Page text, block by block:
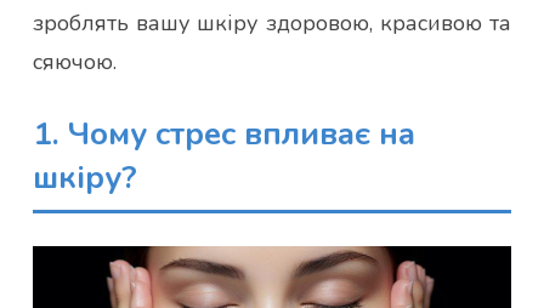
зроблять вашу шкіру здоровою, красивою та
сяючою.
1. Чому стрес впливає на
шкіру?